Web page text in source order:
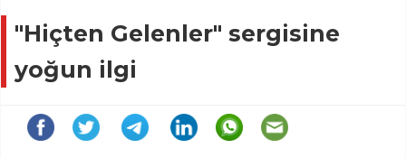
"Hiçten Gelenler" sergisine
yoğun ilgi